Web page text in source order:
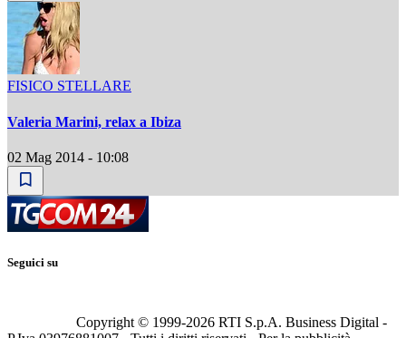
FISICO STELLARE
Valeria Marini, relax a Ibiza
02 Mag 2014 - 10:08
Seguici su
Copyright © 1999-2026 RTI S.p.A. Business Digital -